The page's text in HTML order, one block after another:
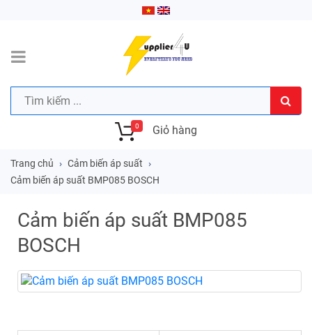
0 Giỏ hàng
Trang chủ
Cảm biến áp suất
Cảm biến áp suất BMP085 BOSCH
Cảm biến áp suất BMP085
BOSCH